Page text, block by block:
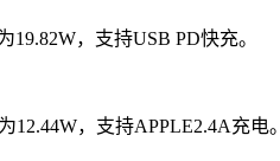
，支持USB PD快充。
，支持APPLE2.4A充电。